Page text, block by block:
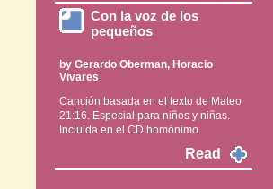
Con la voz de los
pequeños
by Gerardo Oberman, Horacio
Vivares
Canción basada en el texto de Mateo
21:16. Especial para niños y niñas.
Incluida en el CD homónimo.
Read